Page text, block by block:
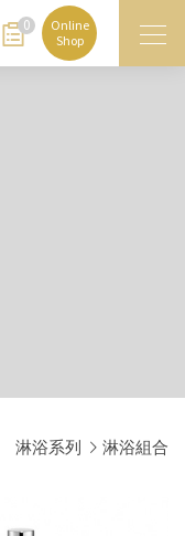
0
Online
Shop
淋浴系列 淋浴組合